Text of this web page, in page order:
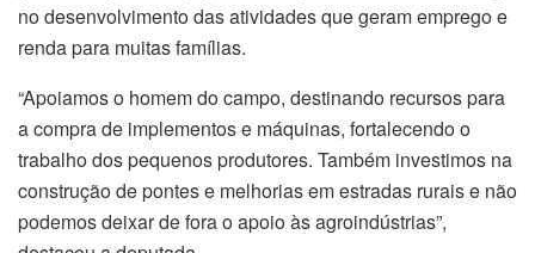
no desenvolvimento das atividades que geram emprego e
renda para muitas famílias.
“Apoiamos o homem do campo, destinando recursos para
a compra de implementos e máquinas, fortalecendo o
trabalho dos pequenos produtores. Também investimos na
construção de pontes e melhorias em estradas rurais e não
podemos deixar de fora o apoio às agroindústrias”,